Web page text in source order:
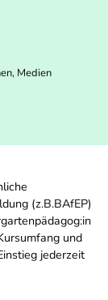
Medien
(z.B.BAfEP)
und
jederzeit